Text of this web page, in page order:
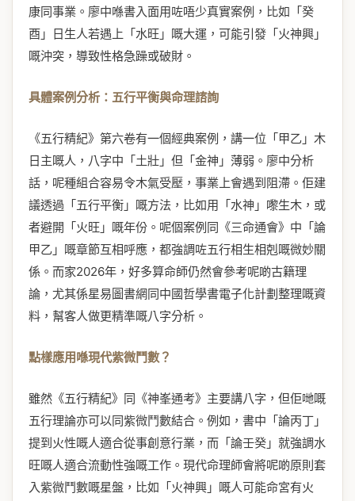
康同事業。廖中喺書入面用咗唔少真實案例，比如「癸
酉」日生人若遇上「水旺」嘅大運，可能引發「火神興」
嘅沖突，導致性格急躁或破財。
具體案例分析：五行平衡與命理諮詢
《五行精紀》第六卷有一個經典案例，講一位「甲乙」木
日主嘅人，八字中「土壯」但「金神」薄弱。廖中分析
話，呢種組合容易令木氣受壓，事業上會遇到阻滯。佢建
議透過「五行平衡」嘅方法，比如用「水神」嚟生木，或
者避開「火旺」嘅年份。呢個案例同《三命通會》中「論
甲乙」嘅章節互相呼應，都強調咗五行相生相剋嘅微妙關
係。而家2026年，好多算命師仍然會參考呢啲古籍理
論，尤其係星易圖書網同中國哲學書電子化計劃整理嘅資
料，幫客人做更精準嘅八字分析。
點樣應用喺現代紫微鬥數？
雖然《五行精紀》同《神峯通考》主要講八字，但佢哋嘅
五行理論亦可以同紫微鬥數結合。例如，書中「論丙丁」
提到火性嘅人適合從事創意行業，而「論壬癸」就強調水
旺嘅人適合流動性強嘅工作。現代命理師會將呢啲原則套
入紫微鬥數嘅星盤，比如「火神興」嘅人可能命宮有火